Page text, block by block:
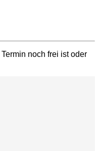
noch frei ist oder